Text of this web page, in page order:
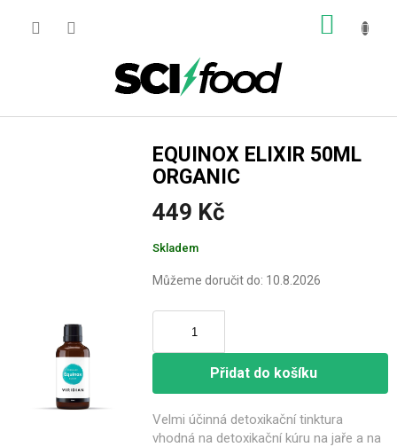
EQUINOX ELIXIR 50ML
ORGANIC
449 Kč
cena:
Skladem
Můžeme doručit do: 10.8.2026
Přidat do košíku
Velmi účinná detoxikační tinktura
vhodná na detoxikační kúru na jaře a na